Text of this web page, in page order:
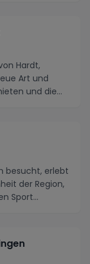
Hardt,
Art und
und die
besucht, erlebt
der Region,
Sport...